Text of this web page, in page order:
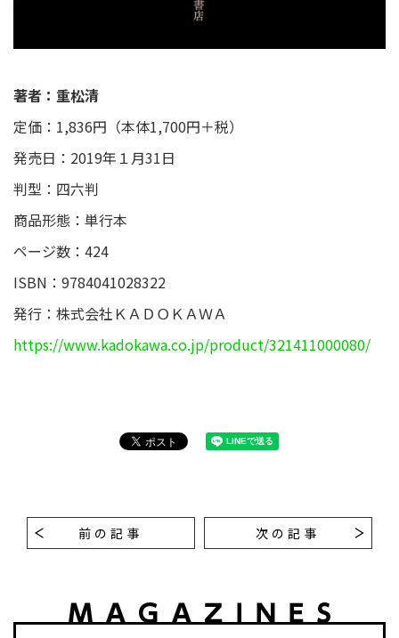
著者：重松清
定価：1,836円（本体1,700円＋税）
発売日：2019年１月31日
判型：四六判
商品形態：単行本
ページ数：424
ISBN：9784041028322
発行：株式会社ＫＡＤＯＫＡＷＡ
https://www.kadokawa.co.jp/product/321411000080/
前の記事 次の記事